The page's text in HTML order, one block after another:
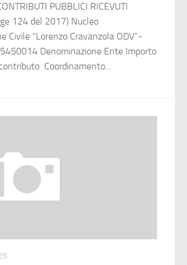
PUBBLICI RICEVUTI
124 del 2017) Nucleo
Civile “Lorenzo Cravanzola ODV”-
Denominazione Ente Importo
Coordinamento...